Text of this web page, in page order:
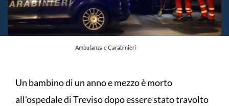
Ambulanza e Carabinieri
Un bambino di un anno e mezzo è morto
all'ospedale di Treviso dopo essere stato travolto